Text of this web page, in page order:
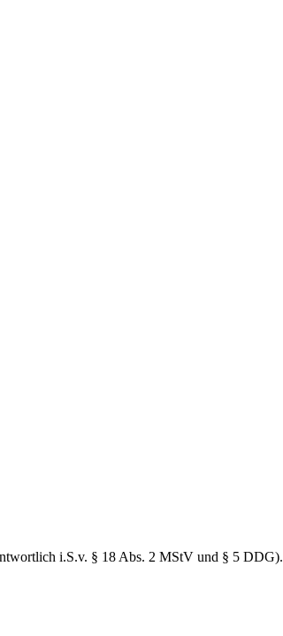
i.S.v. § 18 Abs. 2 MStV und § 5 DDG).